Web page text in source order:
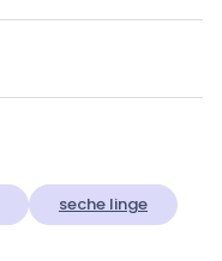
seche linge